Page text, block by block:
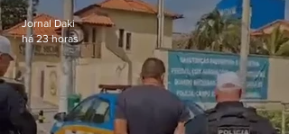
Jornal Daki
há 23 horas